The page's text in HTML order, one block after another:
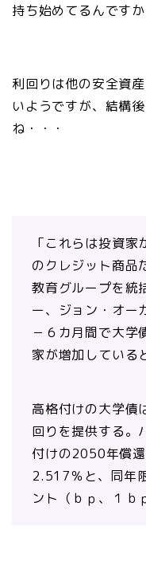
持ち始めてるんです
利回りは他の安全資
いようですが、結構
ね・・・
「これらは投資
のクレジット商品
教育グループを統
ー、ジョン・オー
－６カ月間で大学
家が増加している
高格付けの大学債
回りを提供する。
付けの2050年償
2.517％と、同年
ント（ｂｐ、１ｂ